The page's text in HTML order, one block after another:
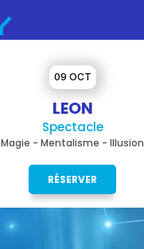
09 OCT
LEON
Spectacle
Magie - Mentalisme - Illusion
RÉSERVER